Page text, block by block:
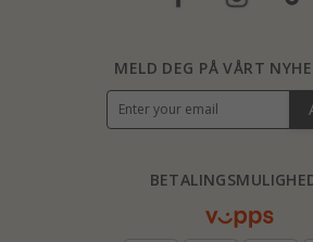
MELD DEG PÅ VÅRT